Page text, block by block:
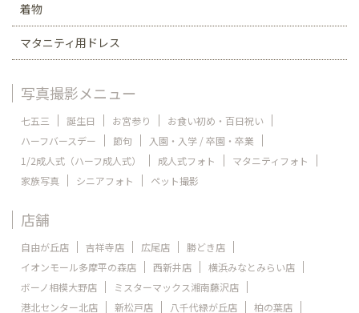
着物
マタニティ用ドレス
写真撮影メニュー
七五三 誕生日 お宮参り
お食い初め・百日祝い
ハーフバースデー
節句
入園・入学 / 卒園・卒業
1/2成人式（ハーフ成人式）
成人式フォト
マタニティフォト
家族写真
シニアフォト ペット撮影
店舗
自由が丘店 吉祥寺店 広尾店
勝どき店
イオンモール多摩平の森店
西新井店
横浜みなとみらい店
ボーノ相模大野店
ミスターマックス湘南藤沢店
港北センター北店
新松戸店 八千代緑が丘店
柏の葉店